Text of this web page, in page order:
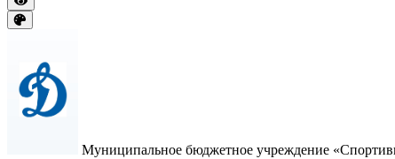
Муниципальное бюджетное учреждение